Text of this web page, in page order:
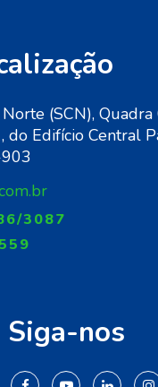
(SCN), Quadra
do Edifício Central
3087
Siga-nos